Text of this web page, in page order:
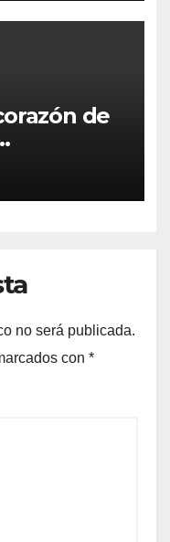
de
de la
no será publicada.
con *